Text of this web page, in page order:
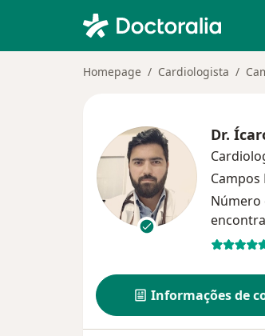
Homepage Cardiologista
Dr.
Campos
Número
Informações de